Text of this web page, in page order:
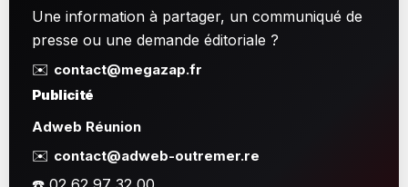
Une information à partager, un communiqué de
presse ou une demande éditoriale ?
✉️ contact@megazap.fr
Publicité
Adweb Réunion
✉️ contact@adweb-outremer.re